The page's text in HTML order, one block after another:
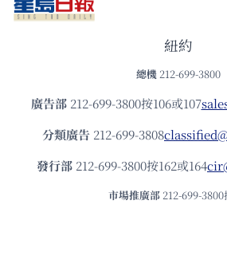
紐約
總機 212-699-3800
廣告部212-699-3800按106或107
分類廣告 212-699-3808
發⾏部 212-699-3800按162或164
市場推廣部 212-699-3800